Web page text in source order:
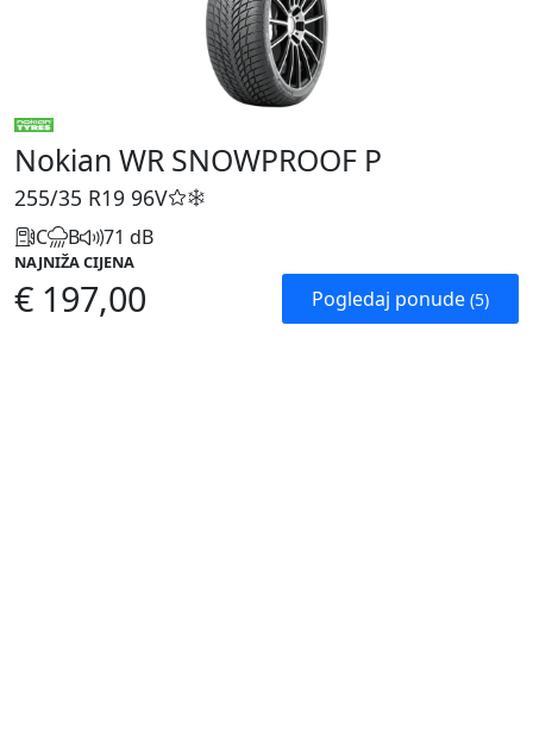
Nokian WR SNOWPROOF P
255/35 R19 96V
C B 71 dB
NAJNIŽA CIJENA
€ 197,00 Pogledaj ponude (5)